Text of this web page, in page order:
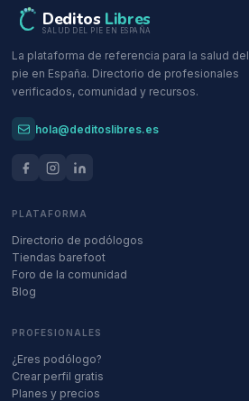
Deditos Libres
SALUD DEL PIE EN ESPAÑA
La plataforma de referencia para la salud del
pie en España. Directorio de profesionales
verificados, comunidad y recursos.
hola@deditoslibres.es
PLATAFORMA
Directorio de podólogos
Tiendas barefoot
Foro de la comunidad
Blog
PROFESIONALES
¿Eres podólogo?
Crear perfil gratis
Planes y precios